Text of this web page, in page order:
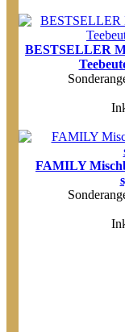
BESTSELLER
FAMILY